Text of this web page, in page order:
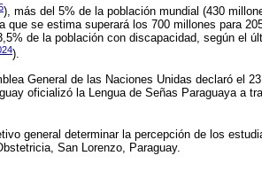
), más del 5% de la población mundial (430
se estima superará los 700 millones para
de la población con discapacidad, según el
).
General de las Naciones Unidas declaró el
oficializó la Lengua de Señas Paraguaya a
general determinar la percepción de los
San Lorenzo, Paraguay.